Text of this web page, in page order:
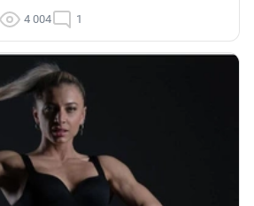
4 004 1